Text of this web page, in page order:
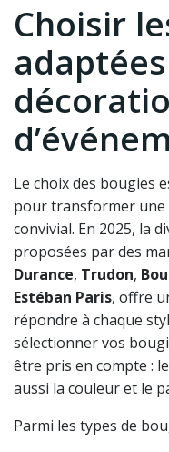
Choisir
Le choix des bougies
pour transformer une
convivial. En 2025, la
proposées par des
Durance, Trudon,
Estéban Paris, offre
répondre à chaque
sélectionner vos
être pris en compte :
aussi la couleur et le
Parmi les types de